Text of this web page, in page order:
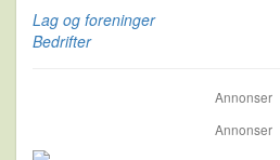
Lag og foreninger
Bedrifter
Annonser
Annonser